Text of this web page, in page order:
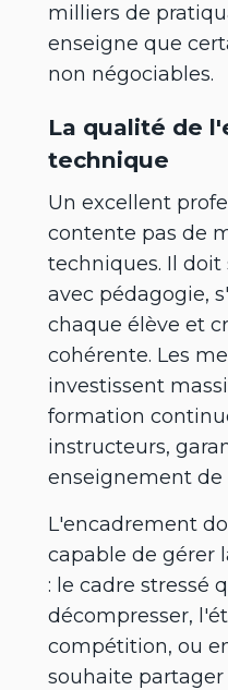
milliers de
enseigne que
non négociables.
La qualité de
technique
Un excellent
contente pas de
techniques. Il
avec pédagogie,
chaque élève et
cohérente. Les
investissent
formation
instructeurs,
enseignement de
L'encadrement
capable de gérer
: le cadre stressé
décompresser,
compétition, ou
souhaite